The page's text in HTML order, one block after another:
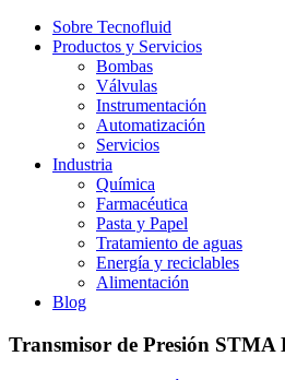
Sobre Tecnofluid
Productos y Servicios
Bombas
Válvulas
Instrumentación
Automatización
Servicios
Industria
Química
Farmacéutica
Pasta y Papel
Tratamiento de aguas
Energía y reciclables
Alimentación
Blog
Transmisor de Presión STMA